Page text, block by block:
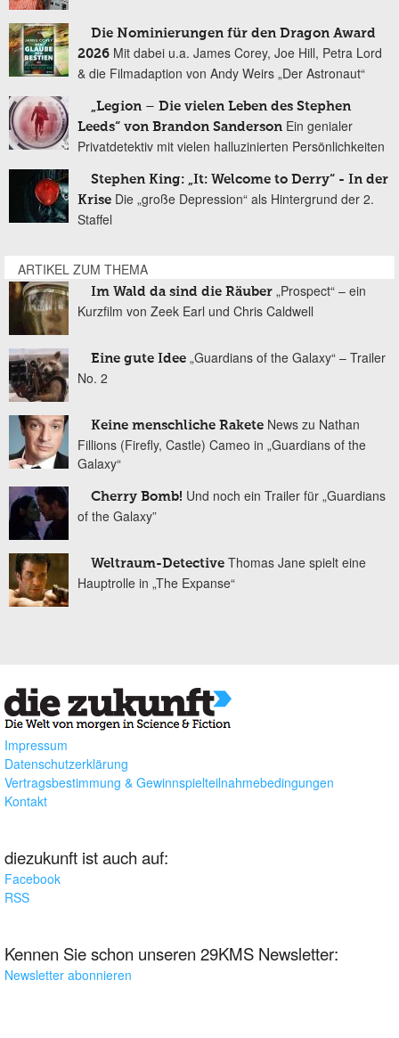
Die Nominierungen für den Dragon Award
2026 Mit dabei u.a. James Corey, Joe Hill, Petra Lord
& die Filmadaption von Andy Weirs „Der Astronaut“
„Legion – Die vielen Leben des Stephen
Leeds“ von Brandon Sanderson Ein genialer
Privatdetektiv mit vielen halluzinierten Persönlichkeiten
Stephen King: „It: Welcome to Derry“ - In der
Krise Die „große Depression“ als Hintergrund der 2.
Staffel
ARTIKEL ZUM THEMA
Im Wald da sind die Räuber „Prospect“ – ein
Kurzfilm von Zeek Earl und Chris Caldwell
Eine gute Idee „Guardians of the Galaxy“ – Trailer
No. 2
Keine menschliche Rakete News zu Nathan
Fillions (Firefly, Castle) Cameo in „Guardians of the
Galaxy“
Cherry Bomb! Und noch ein Trailer für „Guardians
of the Galaxy”
Weltraum-Detective Thomas Jane spielt eine
Hauptrolle in „The Expanse“
Impressum
Datenschutzerklärung
Vertragsbestimmung & Gewinnspielteilnahmebedingungen
Kontakt
diezukunft ist auch auf:
Facebook
RSS
Kennen Sie schon unseren 29KMS Newsletter:
Newsletter abonnieren